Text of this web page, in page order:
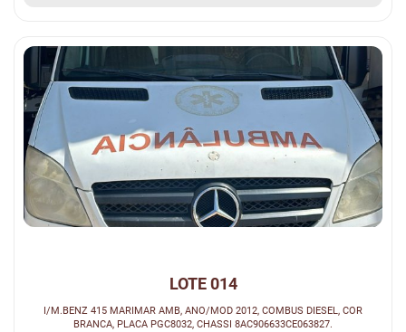
LOTE 014
I/M.BENZ 415 MARIMAR AMB, ANO/MOD 2012, COMBUS DIESEL, COR
BRANCA, PLACA PGC8032, CHASSI 8AC906633CE063827.